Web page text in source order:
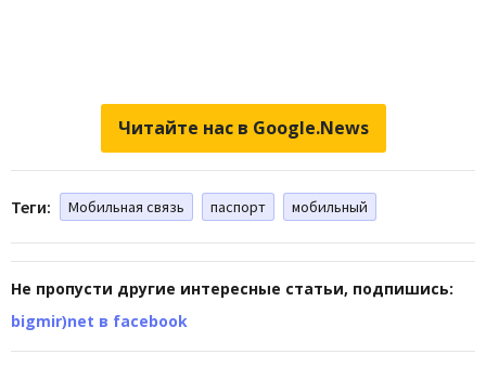
Читайте нас в Google.News
Теги: Мобильная связь паспорт мобильный
Не пропусти другие интересные статьи, подпишись:
bigmir)net в facebook